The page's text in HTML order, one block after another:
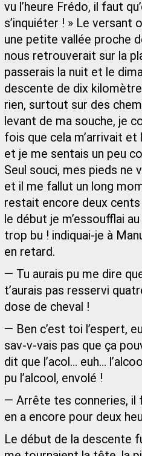
vu l’heure Frédo, il faut
s’inquiéter ! » Le versant
une petite vallée proche
nous retrouverait sur la
passerais la nuit et le
descente de dix
rien, surtout sur des
levant de ma souche, je
fois que cela m’arrivait et
et je me sentais un peu
Seul souci, mes pieds ne
et il me fallut un long
restait encore deux
le début je m’essoufflai
trop bu ! indiquai-je à
en retard.
— Tu aurais pu me dire
t’aurais pas resservi
dose de cheval !
— Ben c’est toi l’espert,
sav-v-vais pas que ça
dit que l’acol… euh…
pu l’alcool, envolé !
— Arrête tes conneries, il
en a encore pour deux
Le début de la descente